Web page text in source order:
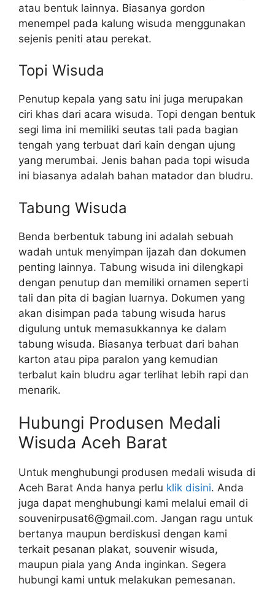
atau bentuk lainnya. Biasanya gordon
menempel pada kalung wisuda menggunakan
sejenis peniti atau perekat.
Topi Wisuda
Penutup kepala yang satu ini juga merupakan
ciri khas dari acara wisuda. Topi dengan bentuk
segi lima ini memiliki seutas tali pada bagian
tengah yang terbuat dari kain dengan ujung
yang merumbai. Jenis bahan pada topi wisuda
ini biasanya adalah bahan matador dan bludru.
Tabung Wisuda
Benda berbentuk tabung ini adalah sebuah
wadah untuk menyimpan ijazah dan dokumen
penting lainnya. Tabung wisuda ini dilengkapi
dengan penutup dan memiliki ornamen seperti
tali dan pita di bagian luarnya. Dokumen yang
akan disimpan pada tabung wisuda harus
digulung untuk memasukkannya ke dalam
tabung wisuda. Biasanya terbuat dari bahan
karton atau pipa paralon yang kemudian
terbalut kain bludru agar terlihat lebih rapi dan
menarik.
Hubungi Produsen Medali
Wisuda Aceh Barat
Untuk menghubungi produsen medali wisuda di
Aceh Barat Anda hanya perlu klik disini. Anda
juga dapat menghubungi kami melalui email di
souvenirpusat6@gmail.com. Jangan ragu untuk
bertanya maupun berdiskusi dengan kami
terkait pesanan plakat, souvenir wisuda,
maupun piala yang Anda inginkan. Segera
hubungi kami untuk melakukan pemesanan.